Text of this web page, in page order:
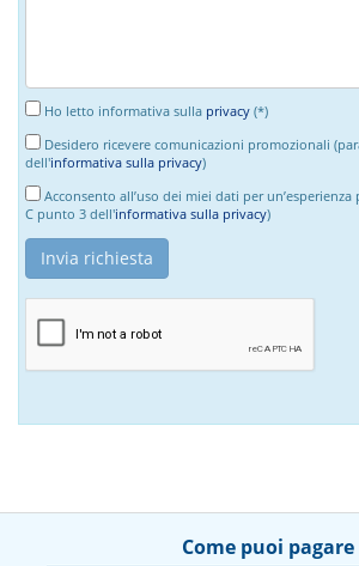
Ho letto informativa sulla privacy (*)
Desidero ricevere comunicazioni promozionali
dell'informativa sulla privacy)
Acconsento all’uso dei miei dati per
C punto 3 dell'informativa sulla privacy)
Come puoi pagare